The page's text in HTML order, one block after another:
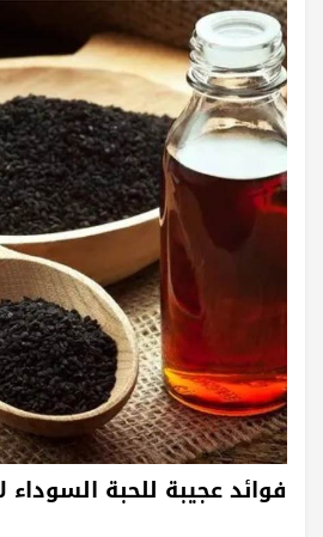
فوائد عجيبة للحبة السوداء